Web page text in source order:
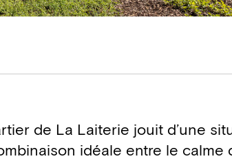
de La Laiterie jouit d’une
idéale entre le calme